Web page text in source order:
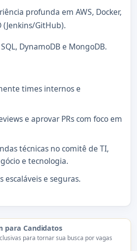
profunda em AWS, Docker,
(Jenkins/GitHub).
DynamoDB e MongoDB.
times internos e
e aprovar PRs com foco em
técnicas no comitê de TI,
e tecnologia.
escaláveis e seguras.
para Candidatos
para tornar sua busca por vagas